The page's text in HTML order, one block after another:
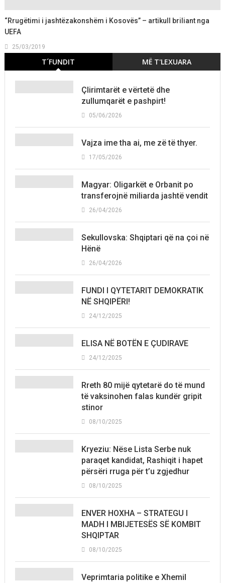
“Rrugëtimi i jashtëzakonshëm i Kosovës” – artikull briliant nga
UEFA
25/03/2019
T´FUNDIT MË T'LEXUARA
Çlirimtarët e vërtetë dhe
zullumqarët e pashpirt!
05/06/2026
Vajza ime tha ai, me zë të thyer.
17/05/2026
Magyar: Oligarkët e Orbanit po
transferojnë miliarda jashtë vendit
26/04/2026
Sekullovska: Shqiptari që na çoi në
Hënë
26/04/2026
FUNDI I QYTETARIT DEMOKRATIK
NË SHQIPËRI!
24/12/2025
ELISA NË BOTËN E ÇUDIRAVE
24/12/2025
Rreth 80 mijë qytetarë do të mund
të vaksinohen falas kundër gripit
stinor
08/10/2025
Kryeziu: Nëse Lista Serbe nuk
paraqet kandidat, Rashiqit i hapet
përsëri rruga për t’u zgjedhur
08/10/2025
ENVER HOXHA – STRATEGU I
MADH I MBIJETESËS SË KOMBIT
SHQIPTAR
08/10/2025
Veprimtaria politike e Xhemil